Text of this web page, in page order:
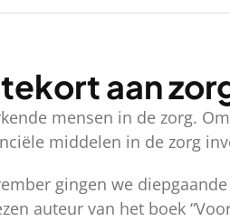
aan
mensen in de zorg.
middelen in de zorg
gingen we
auteur van het boek